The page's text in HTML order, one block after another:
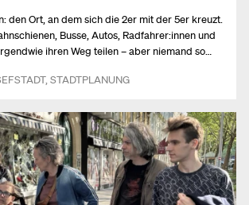
den Ort, an dem sich die 2er mit der 5er kreuzt.
Busse, Autos, Radfahrer:innen und
ihren Weg teilen – aber niemand so
Das ist ein verlorenes Eck.Wer das nicht
einem Coffee to go in der Hand gefragt, wo
kurz hinsetzen, verschnaufen oder einfach
genau das wollen wir ändern.
, STADTPLANUNG